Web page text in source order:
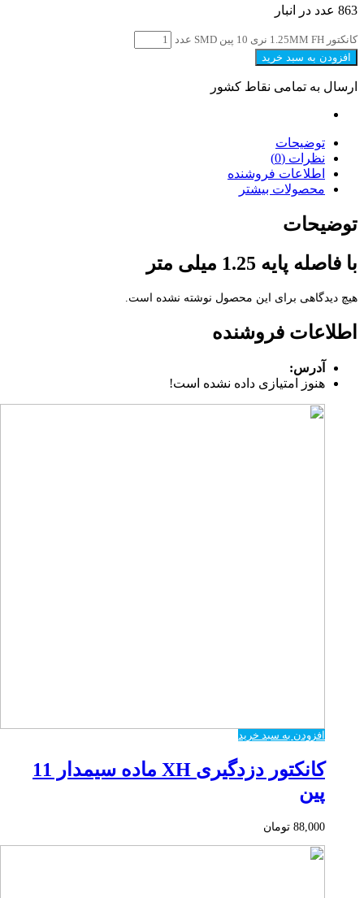
863 عدد در انبار
کانکتور 1.25MM FH نری 10 پین SMD عدد
افزودن به سبد خرید
ارسال به تمامی نقاط کشور
توضیحات
نظرات (0)
اطلاعات فروشنده
محصولات بیشتر
توضیحات
با فاصله پایه 1.25 میلی متر
هیچ دیدگاهی برای این محصول نوشته نشده است.
اطلاعات فروشنده
آدرس:
هنوز امتیازی داده نشده است!
افزودن به سبد خرید
کانکتور دزدگیری XH ماده سیمدار 11
پین
88,000 تومان